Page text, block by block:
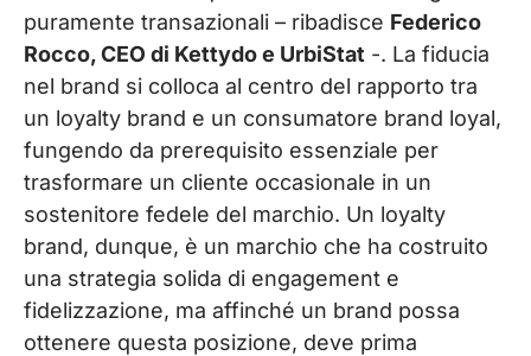
puramente transazionali – ribadisce Federico
Rocco, CEO di Kettydo e UrbiStat -. La fiducia
nel brand si colloca al centro del rapporto tra
un loyalty brand e un consumatore brand loyal,
fungendo da prerequisito essenziale per
trasformare un cliente occasionale in un
sostenitore fedele del marchio. Un loyalty
brand, dunque, è un marchio che ha costruito
una strategia solida di engagement e
fidelizzazione, ma affinché un brand possa
ottenere questa posizione, deve prima